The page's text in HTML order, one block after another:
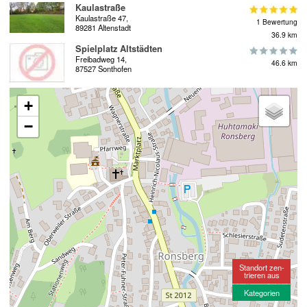
Kaulastraße
Kaulastraße 47,
89281 Altenstadt
1 Bewertung
36.9 km
Spielplatz Altstädten
Freibadweg 14,
87527 Sonthofen
46.6 km
+
−
Standort zen-
trieren aus
Kategorien